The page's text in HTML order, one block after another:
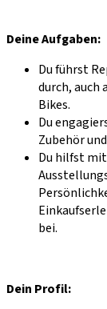
Deine Aufgaben:
Du führst
durch, auch
Bikes.
Du
Zubehör
Du hilfst
bei.
Dein Profil: